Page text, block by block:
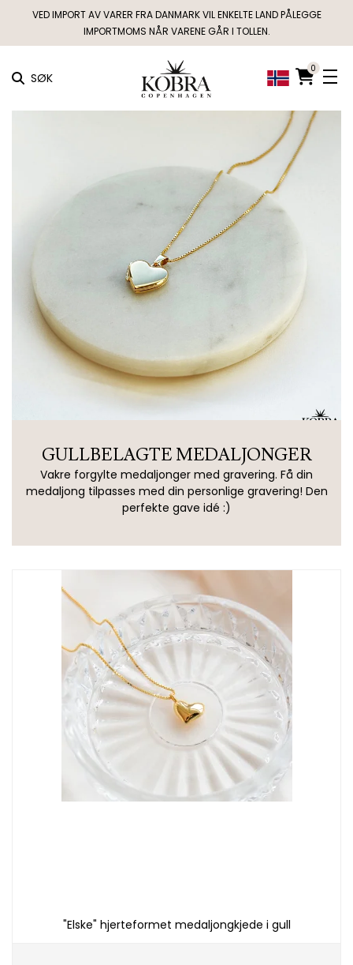
VED IMPORT AV VARER FRA DANMARK VIL ENKELTE LAND PÅLEGGE
IMPORTMOMS NÅR VARENE GÅR I TOLLEN.
SØK 0
GULLBELAGTE MEDALJONGER
Vakre forgylte medaljonger med gravering. Få din
medaljong tilpasses med din personlige gravering! Den
perfekte gave idé :)
"Elske" hjerteformet medaljongkjede i gull